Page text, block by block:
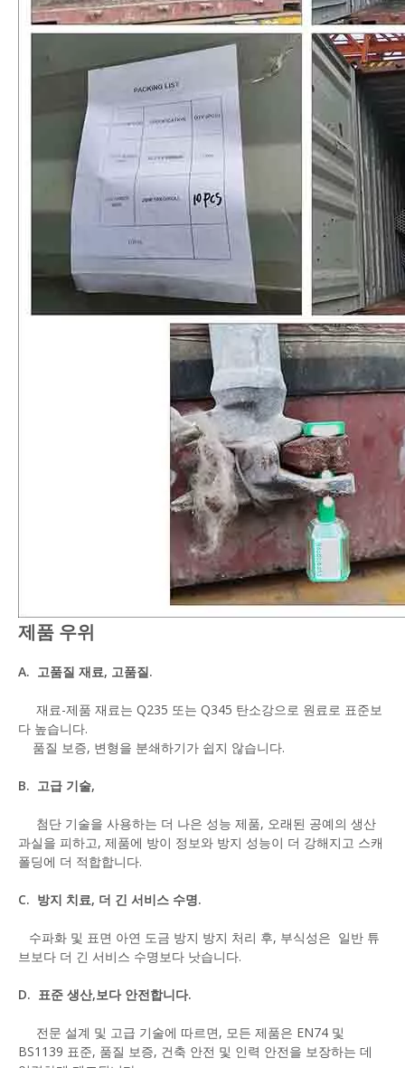
제품 우위
A. 고품질 재료, 고품질.
재료-제품 재료는 Q235 또는 Q345 탄소강으로 원료로 표준보
다 높습니다.
품질 보증, 변형을 분쇄하기가 쉽지 않습니다.
B. 고급 기술,
첨단 기술을 사용하는 더 나은 성능 제품, 오래된 공예의 생산
과실을 피하고, 제품에 방이 정보와 방지 성능이 더 강해지고 스캐
폴딩에 더 적합합니다.
C. 방지 치료, 더 긴 서비스 수명.
수파화 및 표면 아연 도금 방지 방지 처리 후, 부식성은 일반 튜
브보다 더 긴 서비스 수명보다 낫습니다.
D. 표준 생산,보다 안전합니다.
전문 설계 및 고급 기술에 따르면, 모든 제품은 EN74 및
BS1139 표준, 품질 보증, 건축 안전 및 인력 안전을 보장하는 데